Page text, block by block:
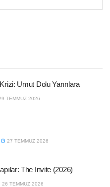
Umut Dolu Yarınlara
TEMMUZ 2026
27 TEMMUZ 2026
The Invite (2026)
26 TEMMUZ 2026